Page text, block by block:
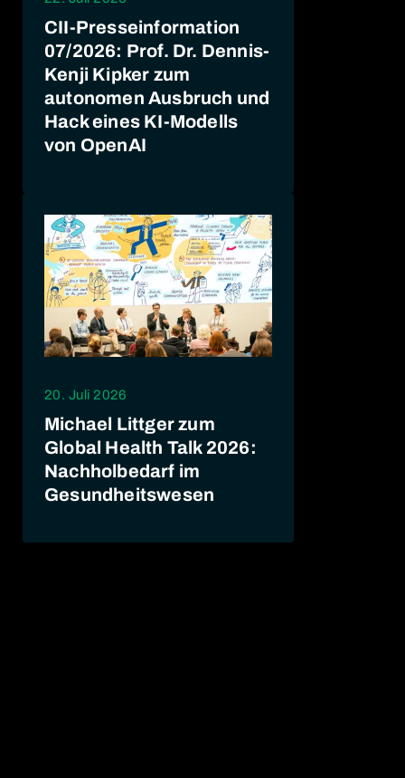
CII-Presseinformation
07/2026: Prof. Dr. Dennis-
Kenji Kipker zum
autonomen Ausbruch und
Hack eines KI-Modells
von OpenAI
20. Juli 2026
Michael Littger zum
Global Health Talk 2026:
Nachholbedarf im
Gesundheitswesen